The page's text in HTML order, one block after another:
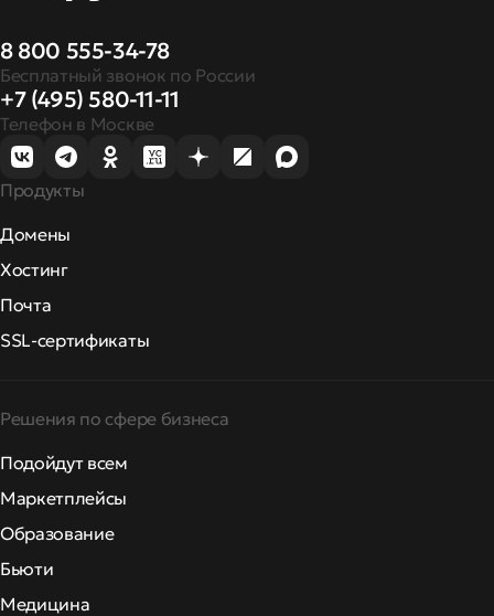
8 800 555-34-78
Бесплатный звонок по России
+7 (495) 580-11-11
Телефон в Москве
Продукты
Домены
Хостинг
Почта
SSL-сертификаты
Решения по сфере бизнеса
Подойдут всем
Маркетплейсы
Образование
Бьюти
Медицина